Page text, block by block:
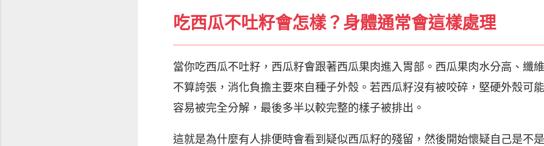
吃西瓜不吐籽會怎樣？身體通常會這樣處理
當你吃西瓜不吐籽，西瓜籽會跟著西瓜果肉進入胃部。西瓜果肉水分高、纖
不算誇張，消化負擔主要來自種子外殼。若西瓜籽沒有被咬碎，堅硬外殼可
容易被完全分解，最後多半以較完整的樣子被排出。
這就是為什麼有人排便時會看到疑似西瓜籽的殘留，然後開始懷疑自己是不